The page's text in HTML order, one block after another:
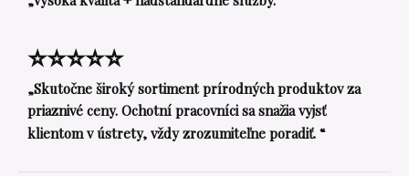
⭐⭐⭐⭐⭐
„Skutočne široký sortiment prírodných produktov za
priaznivé ceny. Ochotní pracovníci sa snažia vyjsť
klientom v ústrety, vždy zrozumiteľne poradiť. “